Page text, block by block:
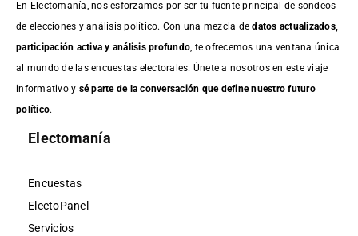
En Electomanía, nos esforzamos por ser tu fuente principal de sondeos
de elecciones y análisis político. Con una mezcla dedatos actualizados,
participación activa y análisis profundo , te ofrecemos una ventana única
al mundo de las encuestas electorales. Únete a nosotros en este viaje
informativo y sé parte de la conversación que define nuestro futuro
político.
Electomanía
Encuestas
ElectoPanel
Servicios